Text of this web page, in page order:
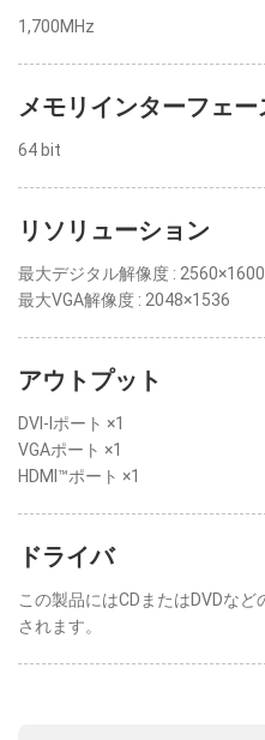
1,700MHz
メモリインターフェー
64 bit
リソリューション
最大デジタル解像度 : 2560×1600
最大VGA解像度 : 2048×1536
アウトプット
DVI-Iポート ×1
VGAポート ×1
HDMI™ポート ×1
ドライバ
この製品にはCDまたはDVDな
されます。